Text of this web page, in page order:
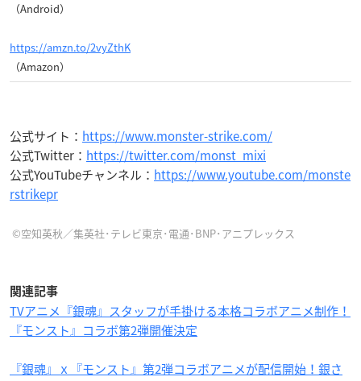
（Android）
https://amzn.to/2vyZthK
（Amazon）
公式サイト： https://www.monster-strike.com/
公式Twitter： https://twitter.com/monst_mixi
公式YouTubeチャンネル： https://www.youtube.com/monste
rstrikepr
©空知英秋／集英社･テレビ東京･電通･BNP･アニプレックス
関連記事
TVアニメ『銀魂』スタッフが手掛ける本格コラボアニメ制作！
『モンスト』コラボ第2弾開催決定
『銀魂』ｘ『モンスト』第2弾コラボアニメが配信開始！銀さ